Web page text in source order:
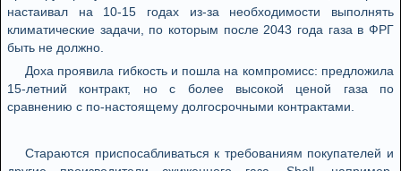
настаивал на 10-15 годах из-за необходимости выполнять
климатические задачи, по которым после 2043 года газа в ФРГ
быть не должно.
Доха проявила гибкость и пошла на компромисс: предложила
15-летний контракт, но с более высокой ценой газа по
сравнению с по-настоящему долгосрочными контрактами.
Стараются приспосабливаться к требованиям покупателей и